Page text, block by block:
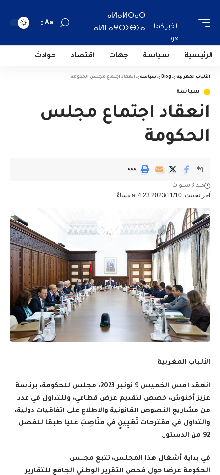
الخبر كما
هو...
ⴰⵍⴰⵍⴱⴰⴱ
ⴰⵍⵎⴰⵖⵔⵉⴱⵢⴰ
Aa
الرئيسية سياسة جهات اقتصاد حوادث
الألباب المغربية >
Blog
> سياسة > انعقاد اجتماع مجلس الحكومة
سياسة
انعقاد اجتماع مجلس
الحكومة
آخر تحديث: 2023/11/10 at 4:23 مساءً
منذ 3 سنوات
الألباب المغربية
انعقد أمس الخميس 9 نونبر 2023، مجلس للحكومة، برئاسة
عزيز أخنوش، خصص لتقديم عرض قطاعي، وللتداول في عدد
من مشاريع النصوص القانونية والاطلاع على اتفاقيات دولية،
والتداول في مقترحات تَعْيِينٍ في منَاصِبَ عليا طبقا للفصل
92 من الدستور
.
في بداية أشغال هذا المجلس، تتبع مجلس
الحكومة عرضا حول فحص التقرير الوطني الجامع للتقارير